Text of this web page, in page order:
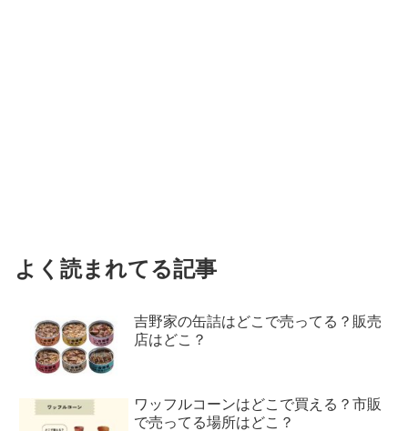
よく読まれてる記事
吉野家の缶詰はどこで売ってる？販売
店はどこ？
ワッフルコーンはどこで買える？市販
で売ってる場所はどこ？